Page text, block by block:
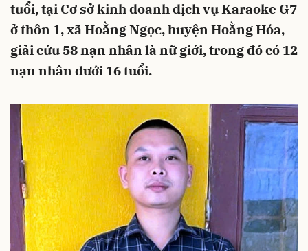
tuổi, tại Cơ sở kinh doanh dịch vụ Karaoke G7
ở thôn 1, xã Hoằng Ngọc, huyện Hoằng Hóa,
giải cứu 58 nạn nhân là nữ giới, trong đó có 12
nạn nhân dưới 16 tuổi.